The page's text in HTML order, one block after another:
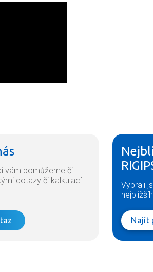
vám pomůžeme či
dotazy či kalkulací.
Vybrali
Najít